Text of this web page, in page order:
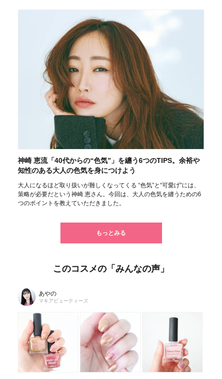
神崎 恵流「40代からの“色気”」を纏う6つのTIPS。余裕や
知性のある大人の色気を身につけよう
大人になるほど取り扱いが難しくなってくる “色気”と“可愛げ”には、
策略が必要だという神崎 恵さん。今回は、大人の色気を纏うための6
つのポイントを教えていただきました。
もっとみる
このコスメの「みんなの声」
あやの
マキアビューティーズ